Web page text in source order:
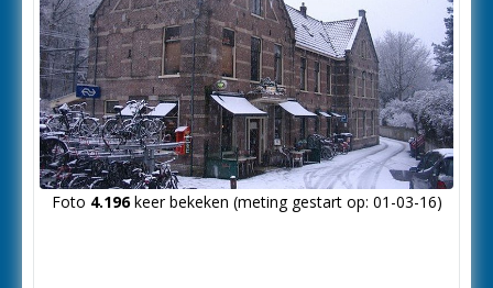
Foto 4.196keer bekeken (meting gestart op: 01-03-16)